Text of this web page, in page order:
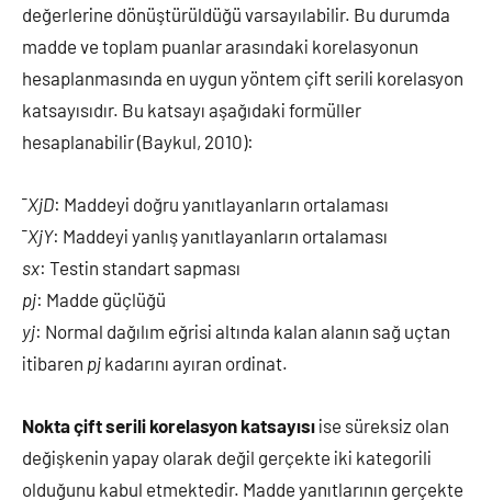
değerlerine dönüştürüldüğü varsayılabilir. Bu durumda
madde ve toplam puanlar arasındaki korelasyonun
hesaplanmasında en uygun yöntem çift serili korelasyon
katsayısıdır. Bu katsayı aşağıdaki formüller
hesaplanabilir (Baykul, 2010):
¯XjD: Maddeyi doğru yanıtlayanların ortalaması
¯XjY: Maddeyi yanlış yanıtlayanların ortalaması
sx: Testin standart sapması
pj: Madde güçlüğü
yj: Normal dağılım eğrisi altında kalan alanın sağ uçtan
itibaren pj kadarını ayıran ordinat.
Nokta çift serili korelasyon katsayısı ise süreksiz olan
değişkenin yapay olarak değil gerçekte iki kategorili
olduğunu kabul etmektedir. Madde yanıtlarının gerçekte